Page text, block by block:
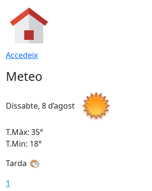
Accedeix
Meteo
Dissabte, 8 d’agost
T.Màx: 35°
T.Min: 18°
Tarda
1